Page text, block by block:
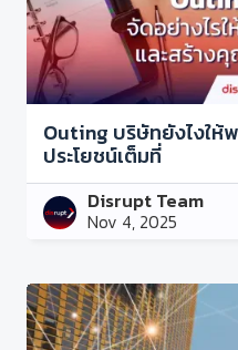
Outing บริษัทยังไงให้
ประโยชน์เต็มที่
Disrupt Team
Nov 4, 2025